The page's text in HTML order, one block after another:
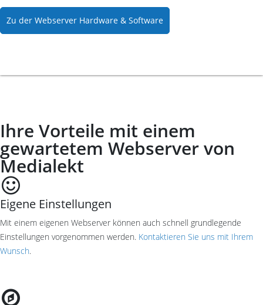
Zu der Webserver Hardware & Software
Ihre Vorteile mit einem
gewartetem Webserver von
Medialekt
Eigene Einstellungen
Mit einem eigenen Webserver können auch schnell grundlegende
Einstellungen vorgenommen werden. Kontaktieren Sie uns mit Ihrem
Wunsch.